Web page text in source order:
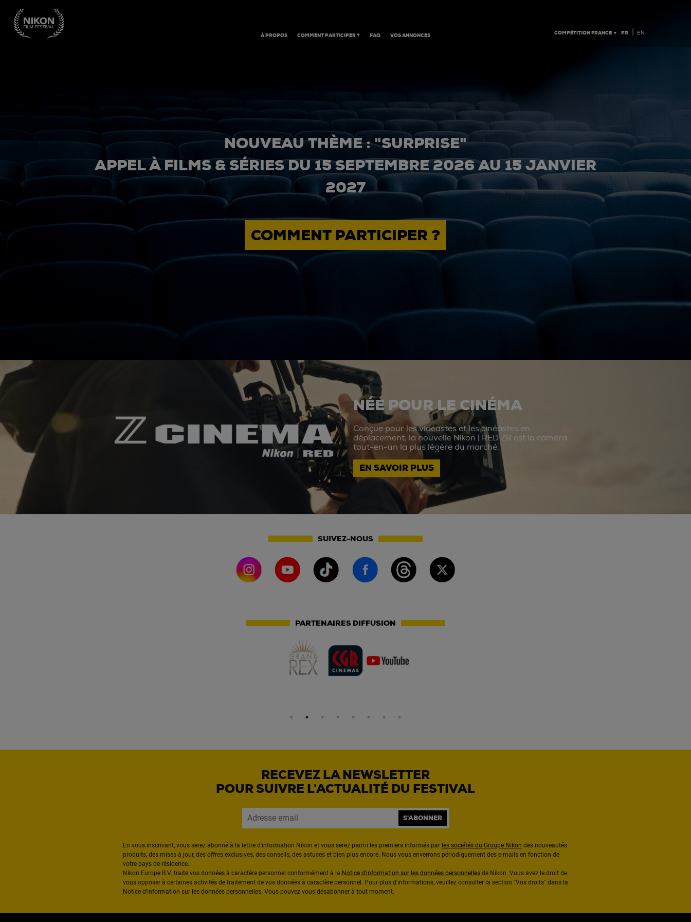
À PROPOS COMMENT PARTICIPER ? FAQ VOS ANNONCES COMPÉTITION FRANCE ▼ FR | EN
NOUVEAU THÈME : "SURPRISE"
APPEL À FILMS & SÉRIES DU 15 SEPTEMBRE 2026 AU 15 JANVIER
2027
COMMENT PARTICIPER ?
NÉE POUR LE CINÉMA
Conçue pour les vidéastes et les cinéastes en
déplacement, la nouvelle Nikon | RED ZR est la caméra
tout-en-un la plus légère du marché.
EN SAVOIR PLUS
SUIVEZ-NOUS
PARTENAIRES DIFFUSION
RECEVEZ LA NEWSLETTER
POUR SUIVRE L'ACTUALITÉ DU FESTIVAL
S'ABONNER
En vous inscrivant, vous serez abonné à la lettre d'information Nikon et vous serez parmi les premiers informés par les sociétés du Groupe Nikon des nouveautés
produits, des mises à jour, des offres exclusives, des conseils, des astuces et bien plus encore. Nous vous enverrons périodiquement des e-mails en fonction de
votre pays de résidence.
Nikon Europe B.V. traite vos données à caractère personnel conformément à la Notice d'information sur les données personnelles de Nikon. Vous avez le droit de
vous opposer à certaines activités de traitement de vos données à caractère personnel. Pour plus d'informations, veuillez consulter la section "Vos droits" dans la
Notice d'information sur les données personnelles. Vous pouvez vous désabonner à tout moment.